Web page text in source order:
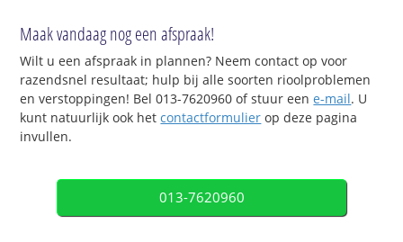
Maak vandaag nog een afspraak!
Wilt u een afspraak in plannen? Neem contact op voor
razendsnel resultaat; hulp bij alle soorten rioolproblemen
en verstoppingen! Bel 013-7620960 of stuur eene-mail. U
kunt natuurlijk ook hetcontactformulier op deze pagina
invullen.
013-7620960